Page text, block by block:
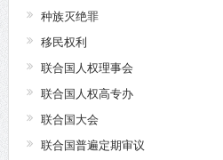
种族灭绝罪
移民权利
联合国人权理事会
联合国人权高专办
联合国大会
联合国普遍定期审议